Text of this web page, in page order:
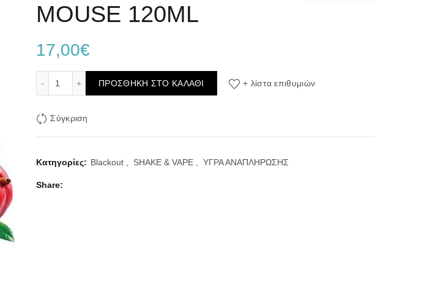
MOUSE 120ML
17,00€
BLACKOUT FLAVORSHOT MATRIX MOUSE 120ML ποσότητα
ΠΡΟΣΘΉΚΗ ΣΤΟ ΚΑΛΆΘΙ + λίστα επιθυμιών
Σύγκριση
Κατηγορίες: Blackout SHAKE & VAPE ΥΓΡΑ ΑΝΑΠΛΗΡΩΣΗΣ
Share